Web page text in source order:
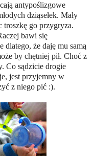
antypoślizgowe
dziąsełek. Mały
troszkę go przygryza.
bawi się
że daję mu samą
by chętniej pił. Choć z
Co sądzicie drogie
jest przyjemny w
z niego pić :).